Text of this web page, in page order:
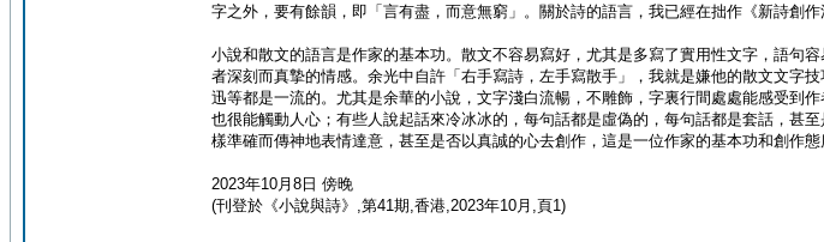
字之外，要有餘韻，即「言有盡，而意無窮」。關於詩的語言，我已經在拙作《新詩創作
小說和散文的語言是作家的基本功。散文不容易寫好，尤其是多寫了實用性文字，語句
者深刻而真摯的情感。余光中自許「右手寫詩，左手寫散手」，我就是嫌他的散文文字
迅等都是一流的。尤其是余華的小說，文字淺白流暢，不雕飾，字裏行間處處能感受到
也很能觸動人心；有些人說起話來冷冰冰的，每句話都是虛偽的，每句話都是套話，甚
樣準確而傳神地表情達意，甚至是否以真誠的心去創作，這是一位作家的基本功和創作態
2023年10月8日 傍晚
(刊登於《小說與詩》,第41期,香港,2023年10月,頁1)